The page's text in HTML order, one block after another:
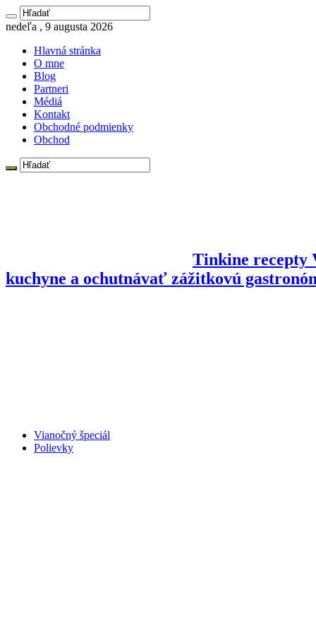
nedeľa , 9 augusta 2026
Hlavná stránka
O mne
Blog
Partneri
Médiá
Kontakt
Obchodné podmienky
Obchod
Tinkine recepty
kuchyne a ochutnávať zážitkovú
Vianočný špeciál
Polievky